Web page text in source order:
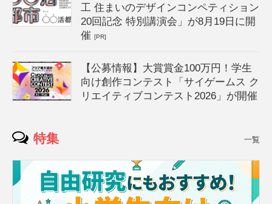
工 住まいのデザインコンペティション
20回記念 特別講演会」が8月19日に開
催[PR]
【公募情報】大賞賞金100万円！学生
向け創作コンテスト「サイゲームス ク
リエイティブコンテスト2026」が開催
特集 一覧